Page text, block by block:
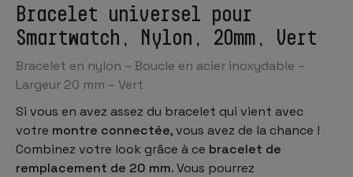
Bracelet universel pour
Smartwatch, Nylon, 20mm, Vert
Bracelet en nylon – Boucle en acier inoxydable –
Largeur 20 mm – Vert
Si vous en avez assez du bracelet qui vient avec
votre montre connectée, vous avez de la chance !
Combinez votre look grâce à ce bracelet de
remplacement de 20 mm. Vous pourrez